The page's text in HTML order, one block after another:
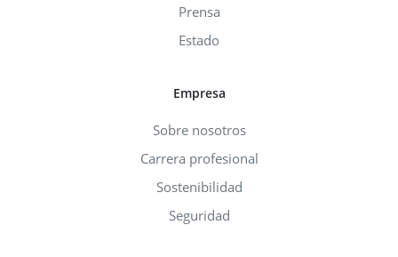
Prensa
Estado
Empresa
Sobre nosotros
Carrera profesional
Sostenibilidad
Seguridad